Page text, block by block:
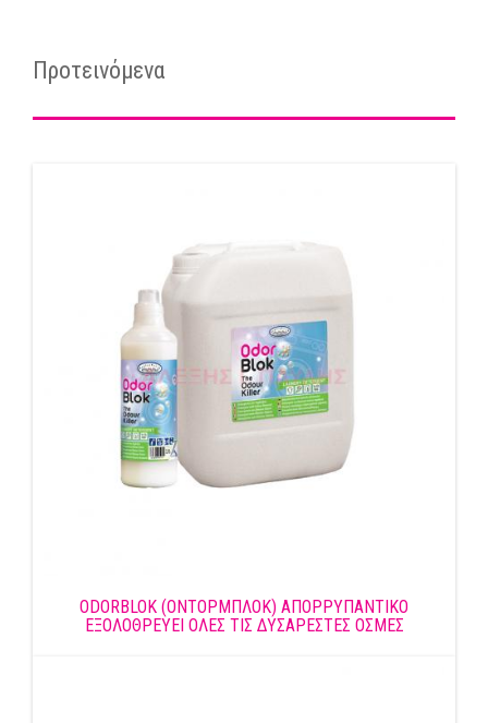
Προτεινόμενα
ODORBLOK (ΟΝΤΟΡΜΠΛΟΚ) ΑΠΟΡΡΥΠΑΝΤΙΚΟ
ΕΞΟΛΟΘΡΕΥΕΙ ΟΛΕΣ ΤΙΣ ΔΥΣΑΡΕΣΤΕΣ ΟΣΜΕΣ